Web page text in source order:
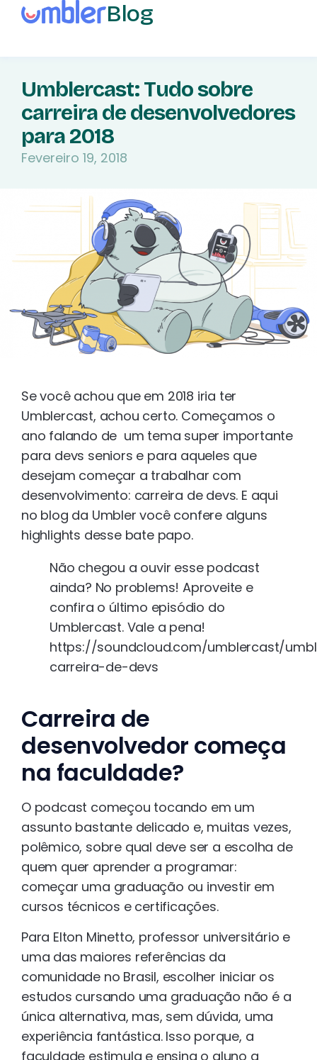
Blog
Umblercast: Tudo sobre
carreira de desenvolvedores
para 2018
Fevereiro 19, 2018
Se você achou que em 2018 iria ter
Umblercast, achou certo. Começamos o
ano falando de um tema super importante
para devs seniors e para aqueles que
desejam começar a trabalhar com
desenvolvimento: carreira de devs. E aqui
no blog da Umbler você confere alguns
highlights desse bate papo.
Não chegou a ouvir esse podcast
ainda? No problems! Aproveite e
confira o último episódio do
Umblercast. Vale a pena!
https://soundcloud.com/umblercast/
carreira-de-devs
Carreira de
desenvolvedor começa
na faculdade?
O podcast começou tocando em um
assunto bastante delicado e, muitas vezes,
polêmico, sobre qual deve ser a escolha de
quem quer aprender a programar:
começar uma graduação ou investir em
cursos técnicos e certificações.
Para Elton Minetto, professor universitário e
uma das maiores referências da
comunidade no Brasil, escolher iniciar os
estudos cursando uma graduação não é a
única alternativa, mas, sem dúvida, uma
experiência fantástica. Isso porque, a
faculdade estimula e ensina o aluno a